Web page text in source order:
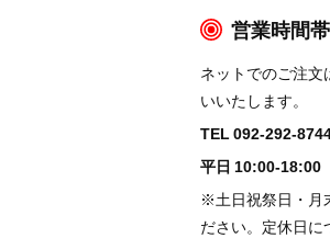
営業時間
ネットでのご注
いいたします。
TEL 092-292-
平日 10:00-18:00
※土日祝祭日・月
ださい。定休日に